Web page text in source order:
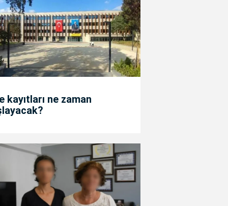
kayıtları ne zaman